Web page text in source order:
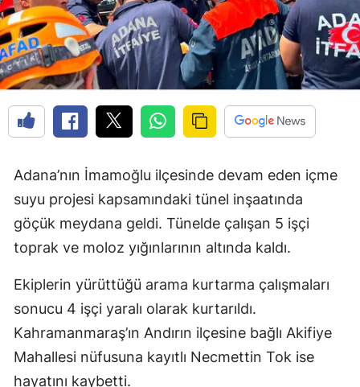
Adana’nın İmamoğlu ilçesinde devam eden içme
suyu projesi kapsamındaki tünel inşaatında
göçük meydana geldi. Tünelde çalışan 5 işçi
toprak ve moloz yığınlarının altında kaldı.
Ekiplerin yürüttüğü arama kurtarma çalışmaları
sonucu 4 işçi yaralı olarak kurtarıldı.
Kahramanmaraş’ın Andırın ilçesine bağlı Akifiye
Mahallesi nüfusuna kayıtlı Necmettin Tok ise
hayatını kaybetti.